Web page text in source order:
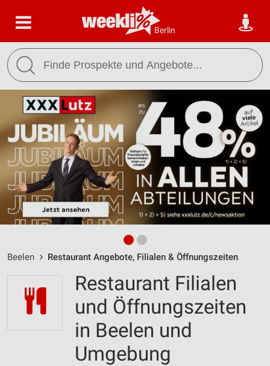
Berlin
Beelen Restaurant Angebote, Filialen & Öffnungszeiten
Restaurant Filialen
und Öffnungszeiten
in Beelen und
Umgebung